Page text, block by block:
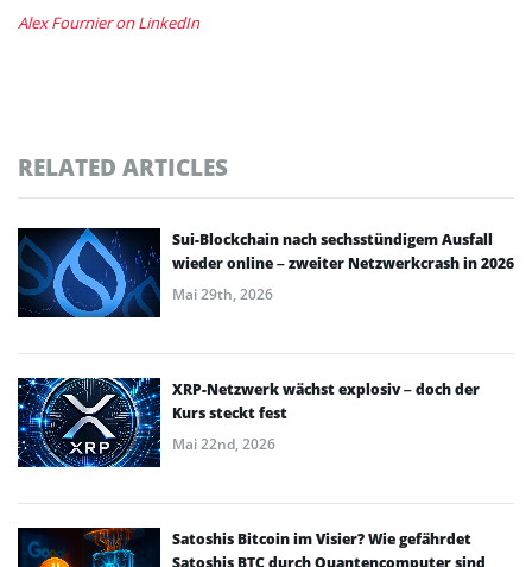
Alex Fournier on LinkedIn
RELATED ARTICLES
Sui-Blockchain nach sechsstündigem Ausfall
wieder online – zweiter Netzwerkcrash in 2026
Mai 29th, 2026
XRP-Netzwerk wächst explosiv – doch der
Kurs steckt fest
Mai 22nd, 2026
Satoshis Bitcoin im Visier? Wie gefährdet